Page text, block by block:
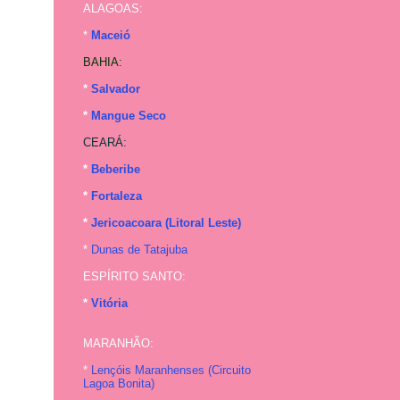
ALAGOAS:
* Maceió
BAHIA:
* Salvador
* Mangue Seco
CEARÁ:
* Beberibe
* Fortaleza
* Jericoacoara (Litoral Leste)
* Dunas de Tatajuba
ESPÍRITO SANTO:
* Vitória
MARANHÃO:
* Lençóis Maranhenses (Circuito
Lagoa Bonita)